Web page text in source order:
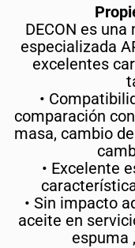
DECON es
especializada
excelentes
•
comparación
masa, cambio
• Excelente
• Sin impacto
aceite en
espuma